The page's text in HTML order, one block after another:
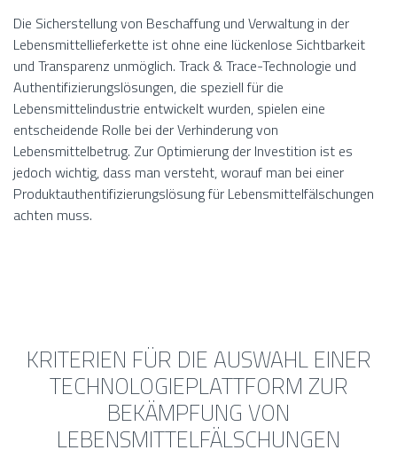
Die Sicherstellung von Beschaffung und Verwaltung in der
Lebensmittellieferkette ist ohne eine lückenlose Sichtbarkeit
und Transparenz unmöglich. Track & Trace-Technologie und
Authentifizierungslösungen, die speziell für die
Lebensmittelindustrie entwickelt wurden, spielen eine
entscheidende Rolle bei der Verhinderung von
Lebensmittelbetrug. Zur Optimierung der Investition ist es
jedoch wichtig, dass man versteht, worauf man bei einer
Produktauthentifizierungslösung für Lebensmittelfälschungen
achten muss.
KRITERIEN FÜR DIE AUSWAHL EINER
TECHNOLOGIEPLATTFORM ZUR
BEKÄMPFUNG VON
LEBENSMITTELFÄLSCHUNGEN